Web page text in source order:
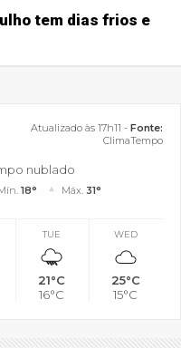
tem dias frios e
Atualizado às 17h11 - Fonte:
ClimaTempo
nublado
18° Máx. 31°
TUE
21°C
16°C
WED
25°C
15°C